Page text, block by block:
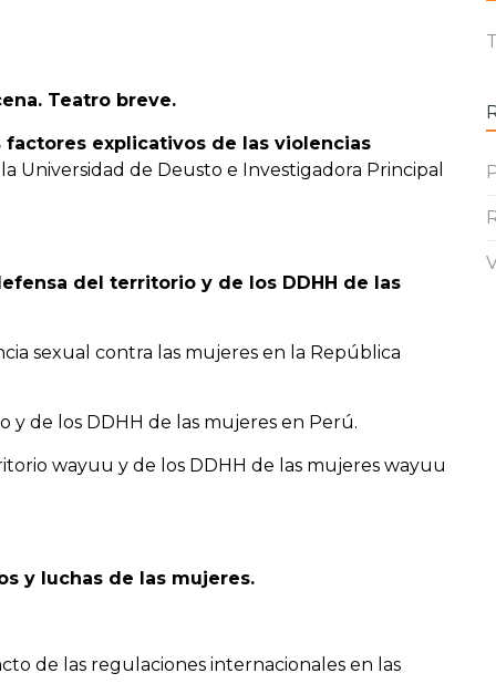
Teatro breve.
explicativos de las violencias
Universidad de Deusto e Investigadora Principal
del territorio y de los DDHH de las
sexual contra las mujeres en la República
y de los DDHH de las mujeres en Perú.
wayuu y de los DDHH de las mujeres wayuu
y luchas de las mujeres.
de las regulaciones internacionales en las